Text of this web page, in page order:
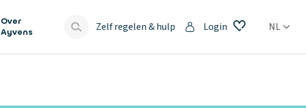
Over
Ayvens
Zelf regelen & hulp Login NL